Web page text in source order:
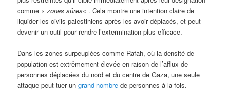
comme «zones sûres« . Cela montre une intention claire de
liquider les civils palestiniens après les avoir déplacés, et peut
devenir un outil pour rendre l’extermination plus efficace.
Dans les zones surpeuplées comme Rafah, où la densité de
population est extrêmement élevée en raison de l’afflux de
personnes déplacées du nord et du centre de Gaza, une seule
attaque peut tuer ungrand nombre de personnes à la fois.